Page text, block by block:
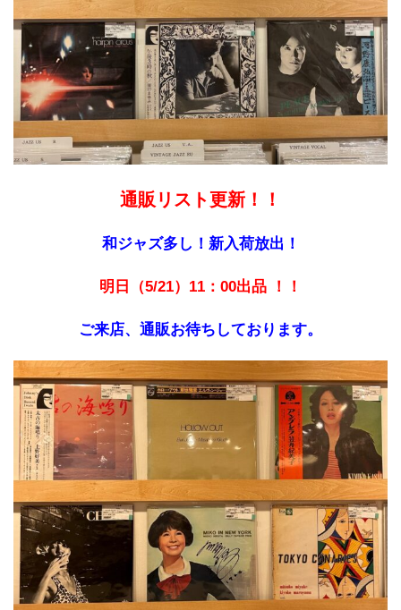
通販リスト更新！！
和ジャズ多し！新入荷放出！
明日（5/21）11：00出品 ！！
ご来店、通販お待ちしております。